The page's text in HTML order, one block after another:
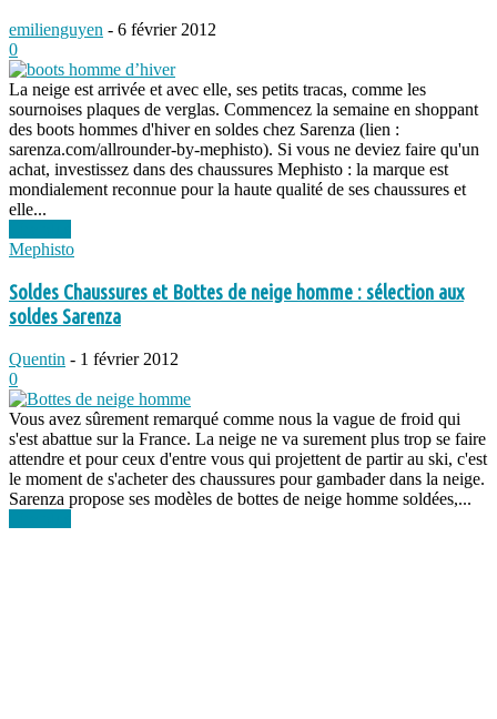
emilienguyen - 6 février 2012
0
La neige est arrivée et avec elle, ses petits tracas, comme les
sournoises plaques de verglas. Commencez la semaine en shoppant
des boots hommes d'hiver en soldes chez Sarenza (lien :
sarenza.com/allrounder-by-mephisto). Si vous ne deviez faire qu'un
achat, investissez dans des chaussures Mephisto : la marque est
mondialement reconnue pour la haute qualité de ses chaussures et
elle...
Mephisto
Soldes Chaussures et Bottes de neige homme : sélection aux
soldes Sarenza
Quentin - 1 février 2012
0
Vous avez sûrement remarqué comme nous la vague de froid qui
s'est abattue sur la France. La neige ne va surement plus trop se faire
attendre et pour ceux d'entre vous qui projettent de partir au ski, c'est
le moment de s'acheter des chaussures pour gambader dans la neige.
Sarenza propose ses modèles de bottes de neige homme soldées,...